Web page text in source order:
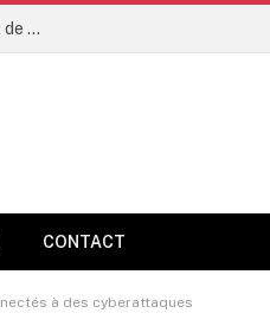
L’intelligence artificielle permettra-t-elle vraiment aux humains de vivre jusqu’à 160 ans dès 2035 ?
CONTACT
à des cyberattaques